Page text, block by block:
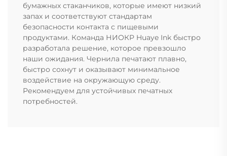
бумажных стаканчиков, которые имеют низкий
запах и соответствуют стандартам
безопасности контакта с пищевыми
продуктами. Команда НИОКР Huaye Ink быстро
разработала решение, которое превзошло
наши ожидания. Чернила печатают плавно,
быстро сохнут и оказывают минимальное
воздействие на окружающую среду.
Рекомендуем для устойчивых печатных
потребностей.